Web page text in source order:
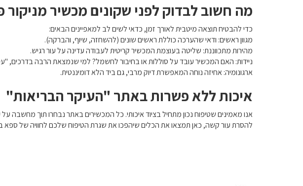
מה חשוב לבדוק לפני שקונים מכשיר מניקור
כדי להבטיח תוצאה מיטבית לאורך זמן, כדאי לשים לב למאפיינים הבאים:
מגוון ראשים: ודאי שהערכה כוללת ראשים שונים (להשחזה, שיוף, והברקה).
מהירות מתכווננת: שליטה בעוצמת המכשיר קריטית לעבודה עדינה על עור רגיש.
ניידות: האם המכשיר עובד על סוללות או בחיבור לחשמל? למי שנמצאת הרבה בדרכים, "עט
ארגונומיה: אחיזה נוחה המאפשרת דיוק מרבי, גם ביד הלא דומיננטית.
איכות ללא פשרות באתר "העיקר הבריאות"
אנו מאמינים שטיפוח נכון מתחיל בציוד איכותי. כל המכשירים באתר נבחרו תוך
להסרת עור קשה, כאן תמצאו את הכלים שיהפכו את שגרת הטיפוח שלכם לחוויה של ספא